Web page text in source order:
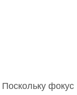
фокус